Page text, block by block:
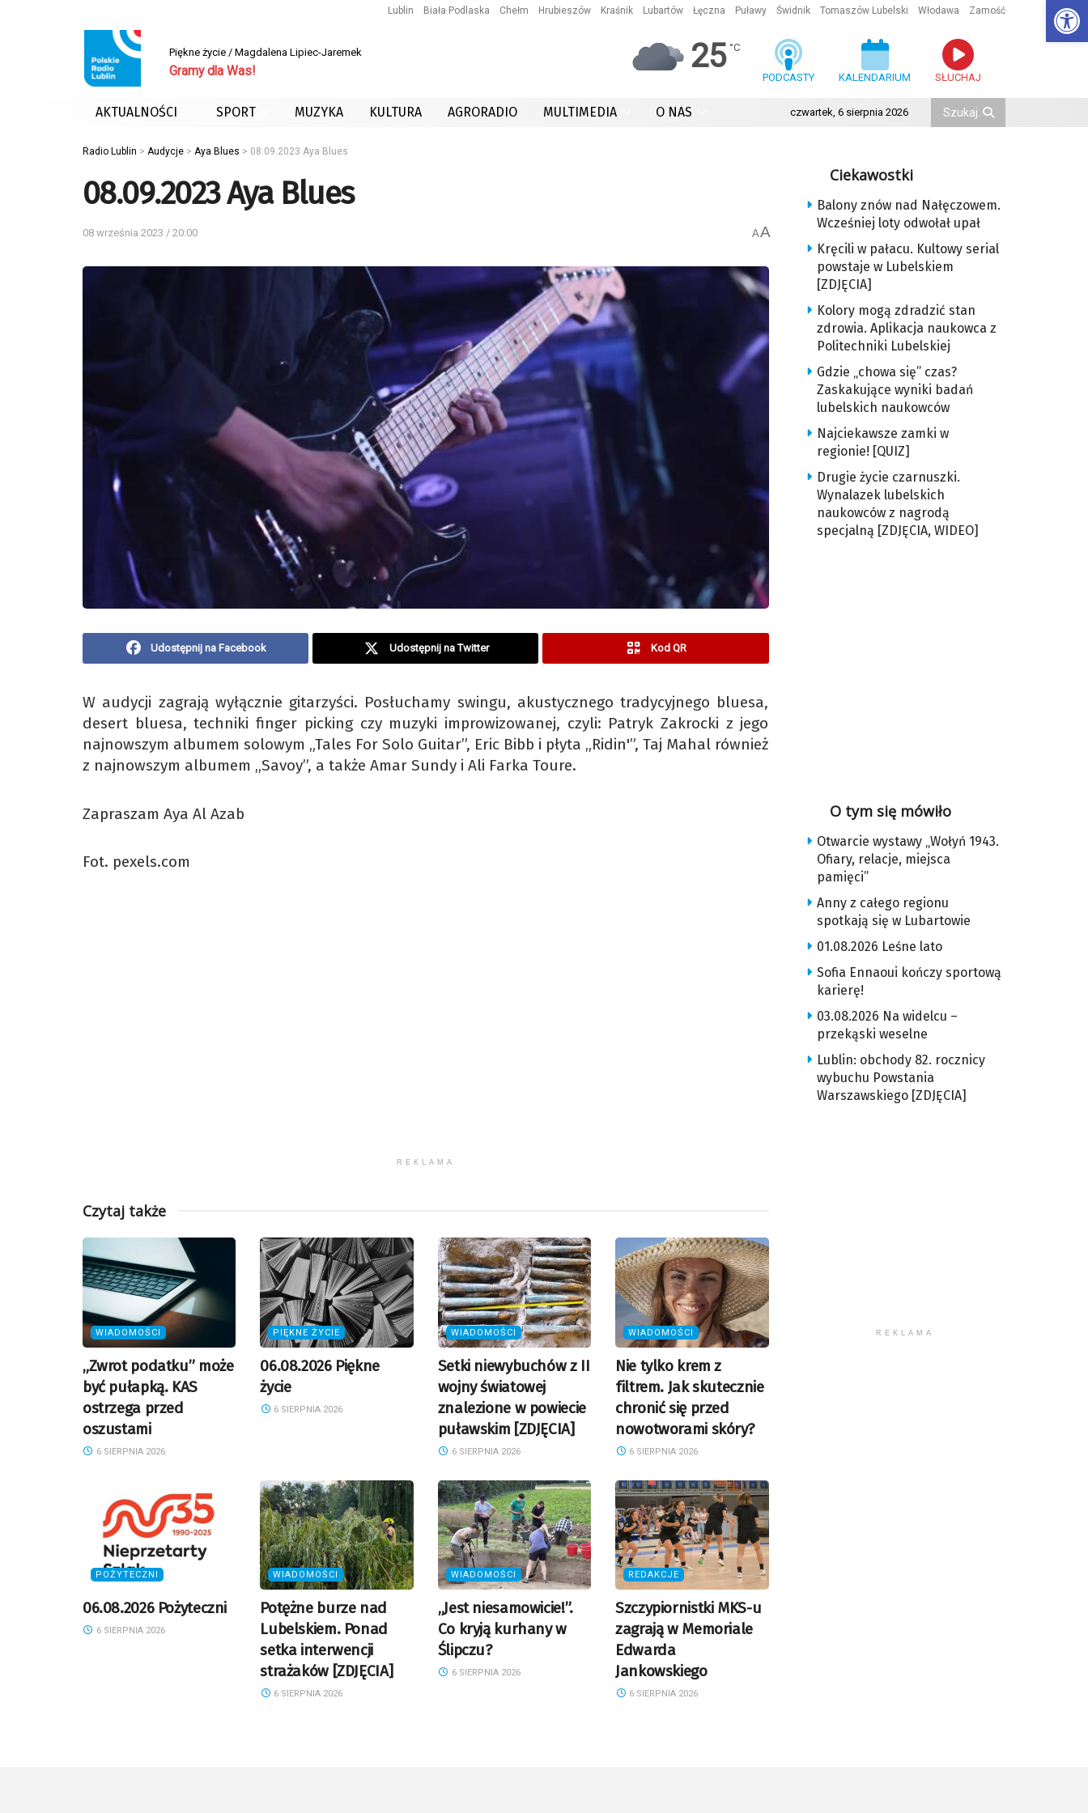
Lublin Biała Podlaska Chełm Hrubieszów Kraśnik Lubartów Łęczna Puławy Świdnik Tomaszów Lubelski Włodawa Zamość
Piękne życie / Magdalena Lipiec-Jaremek
Gramy dla Was! 25 °C
PODCASTY KALENDARIUM SŁUCHAJ
AKTUALNOŚCI SPORT MUZYKA KULTURA AGRORADIO MULTIMEDIA O NAS czwartek, 6 sierpnia 2026
Radio Lublin > Audycje > Aya Blues > 08.09.2023 Aya Blues
08.09.2023 Aya Blues
08 września 2023 / 20:00 AA
Udostępnij na Facebook Udostępnij na Twitter Kod QR
W audycji zagrają wyłącznie gitarzyści. Posłuchamy swingu, akustycznego tradycyjnego bluesa,
desert bluesa, techniki finger picking czy muzyki improwizowanej, czyli: Patryk Zakrocki z jego
najnowszym albumem solowym „Tales For Solo Guitar”, Eric Bibb i płyta „Ridin'”, Taj Mahal również
z najnowszym albumem „Savoy”, a także Amar Sundy i Ali Farka Toure.
Zapraszam Aya Al Azab
Fot. pexels.com
REKLAMA
Czytaj także
WIADOMOŚCI
„Zwrot podatku” może
być pułapką. KAS
ostrzega przed
oszustami
6 SIERPNIA 2026
PIĘKNE ŻYCIE
06.08.2026 Piękne
życie
6 SIERPNIA 2026
WIADOMOŚCI
Setki niewybuchów z II
wojny światowej
znalezione w powiecie
puławskim [ZDJĘCIA]
6 SIERPNIA 2026
WIADOMOŚCI
Nie tylko krem z
filtrem. Jak skutecznie
chronić się przed
nowotworami skóry?
6 SIERPNIA 2026
POŻYTECZNI
06.08.2026 Pożyteczni
6 SIERPNIA 2026
WIADOMOŚCI
Potężne burze nad
Lubelskiem. Ponad
setka interwencji
strażaków [ZDJĘCIA]
6 SIERPNIA 2026
WIADOMOŚCI
„Jest niesamowicie!”.
Co kryją kurhany w
Ślipczu?
6 SIERPNIA 2026
REDAKCJE
Szczypiornistki MKS-u
zagrają w Memoriale
Edwarda
Jankowskiego
6 SIERPNIA 2026
Ciekawostki
Balony znów nad Nałęczowem.
Wcześniej loty odwołał upał
Kręcili w pałacu. Kultowy serial
powstaje w Lubelskiem
[ZDJĘCIA]
Kolory mogą zdradzić stan
zdrowia. Aplikacja naukowca z
Politechniki Lubelskiej
Gdzie „chowa się” czas?
Zaskakujące wyniki badań
lubelskich naukowców
Najciekawsze zamki w
regionie! [QUIZ]
Drugie życie czarnuszki.
Wynalazek lubelskich
naukowców z nagrodą
specjalną [ZDJĘCIA, WIDEO]
O tym się mówiło
Otwarcie wystawy „Wołyń 1943.
Ofiary, relacje, miejsca
pamięci”
Anny z całego regionu
spotkają się w Lubartowie
01.08.2026 Leśne lato
Sofia Ennaoui kończy sportową
karierę!
03.08.2026 Na widelcu –
przekąski weselne
Lublin: obchody 82. rocznicy
wybuchu Powstania
Warszawskiego [ZDJĘCIA]
REKLAMA